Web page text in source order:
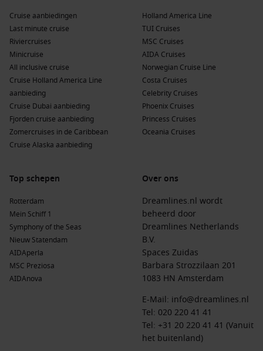
Cruise aanbiedingen
Last minute cruise
Riviercruises
Minicruise
All inclusive cruise
Cruise Holland America Line
aanbieding
Cruise Dubai aanbieding
Fjorden cruise aanbieding
Zomercruises in de Caribbean
Cruise Alaska aanbieding
Holland America Line
TUI Cruises
MSC Cruises
AIDA Cruises
Norwegian Cruise Line
Costa Cruises
Celebrity Cruises
Phoenix Cruises
Princess Cruises
Oceania Cruises
Top schepen
Rotterdam
Mein Schiff 1
Symphony of the Seas
Nieuw Statendam
AIDAperla
MSC Preziosa
AIDAnova
Over ons
Dreamlines.nl wordt
beheerd door
Dreamlines Netherlands
B.V.
Spaces Zuidas
Barbara Strozzilaan 201
1083 HN Amsterdam
E-Mail: info@dreamlines.nl
Tel: 020 220 41 41
Tel: +31 20 220 41 41 (Vanuit
het buitenland)